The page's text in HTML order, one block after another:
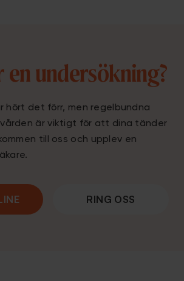
en undersökning?
hört det förr, men regelbundna
är viktigt för att dina tänder
till oss och upplev en
RING OSS